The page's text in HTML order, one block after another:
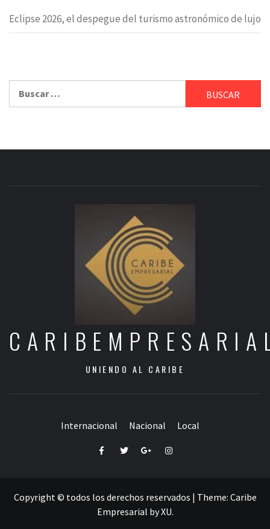
Eclipse 2026, el despegue del turismo astronómico de lujo
UNIENDO AL CARIBE
Internacional Nacional Local
FacebookTwitterGoogle+Instagram
Copyright © todos los derechos reservados | Theme: Caribe
Empresarial byXU.